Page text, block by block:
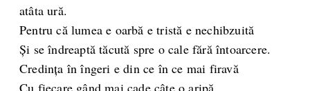
atâta ură.
Pentru că lumea e oarbă e tristă e nechibzuită
Și se îndreaptă tăcută spre o cale fără întoarcere.
Credința în îngeri e din ce în ce mai firavă